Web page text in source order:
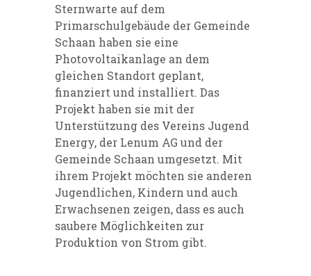
Sternwarte auf dem
Primarschulgebäude der Gemeinde
Schaan haben sie eine
Photovoltaikanlage an dem
gleichen Standort geplant,
finanziert und installiert. Das
Projekt haben sie mit der
Unterstützung des Vereins Jugend
Energy, der Lenum AG und der
Gemeinde Schaan umgesetzt. Mit
ihrem Projekt möchten sie anderen
Jugendlichen, Kindern und auch
Erwachsenen zeigen, dass es auch
saubere Möglichkeiten zur
Produktion von Strom gibt.